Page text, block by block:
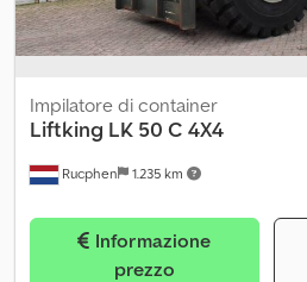
Rucphen 1.235 km
Impilatore di container
Liftking LK 50 C 4X4
prezzo